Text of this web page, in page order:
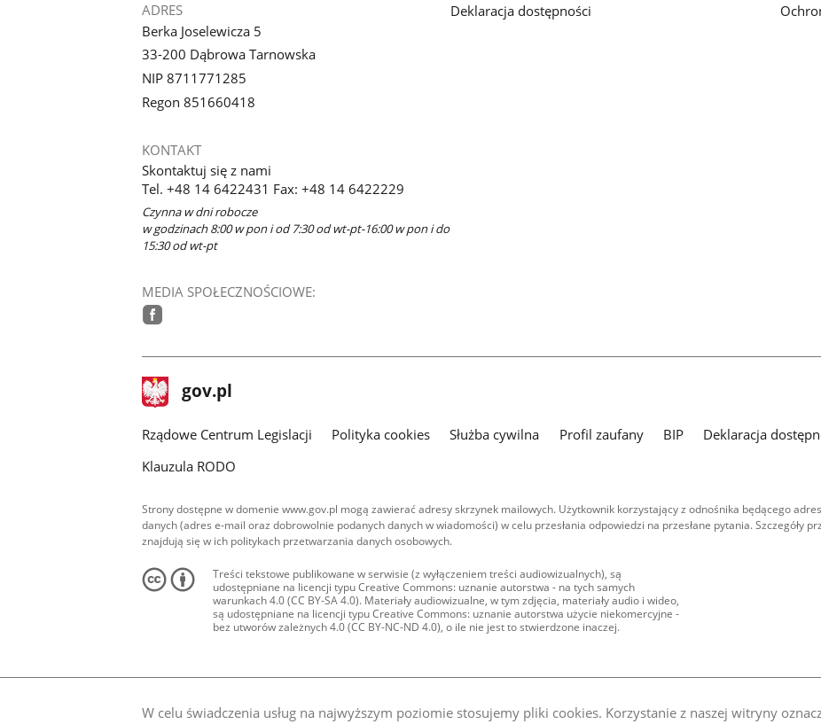
W celu świadczenia usług na najwyższym poziomie stosujemy pliki cookies. Korzystanie z naszej witryny
ADRES
Berka Joselewicza 5
33-200 Dąbrowa Tarnowska
NIP 8711771285
Regon 851660418
KONTAKT
Skontaktuj się z nami
Tel. +48 14 6422431 Fax: +48 14 6422229
Czynna w dni robocze
w godzinach 8:00 w pon i od 7:30 od wt-pt-16:00 w pon i do
15:30 od wt-pt
MEDIA SPOŁECZNOŚCIOWE:
Deklaracja dostępności
stopka
gov.pl Strona
gov.pl
Rządowe Centrum Legislacji Polityka cookies Służba cywilna Profil zaufany BIP
Deklaracja
Klauzula RODO
Strony dostępne w domenie www.gov.pl mogą zawierać adresy skrzynek mailowych. Użytkownik korzystający z odnośnika będącego
danych (adres e-mail oraz dobrowolnie podanych danych w wiadomości) w celu przesłania odpowiedzi na przesłane pytania. Szczegóły
znajdują się w ich politykach przetwarzania danych osobowych.
Treści tekstowe publikowane w serwisie (z wyłączeniem treści audiowizualnych), są
udostępniane na licencji typu Creative Commons: uznanie autorstwa - na tych samych
warunkach 4.0 (CC BY-SA 4.0). Materiały audiowizualne, w tym zdjęcia, materiały audio i wideo,
są udostępniane na licencji typu Creative Commons: uznanie autorstwa użycie niekomercyjne -
bez utworów zależnych 4.0 (CC BY-NC-ND 4.0), o ile nie jest to stwierdzone inaczej.